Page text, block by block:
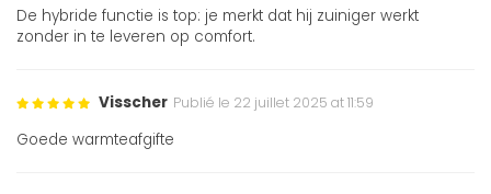
De hybride functie is top: je merkt dat hij zuiniger werkt
zonder in te leveren op comfort.
Visscher Publié le 22 juillet 2025 at 11:59
Goede warmteafgifte